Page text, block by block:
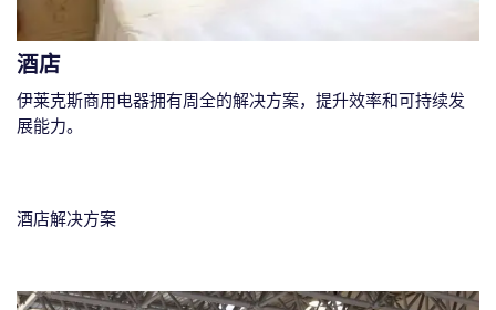
酒店
伊莱克斯商用电器拥有周全的解决方案，提升效率和可持续发
展能力。
酒店解决方案